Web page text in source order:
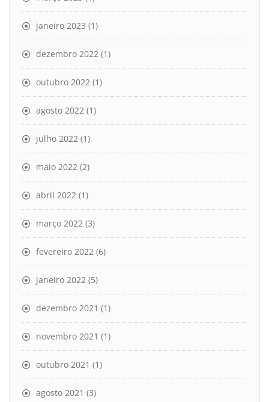
janeiro 2023 (1)
dezembro 2022 (1)
outubro 2022 (1)
agosto 2022 (1)
julho 2022 (1)
maio 2022 (2)
abril 2022 (1)
março 2022 (3)
fevereiro 2022 (6)
janeiro 2022 (5)
dezembro 2021 (1)
novembro 2021 (1)
outubro 2021 (1)
agosto 2021 (3)